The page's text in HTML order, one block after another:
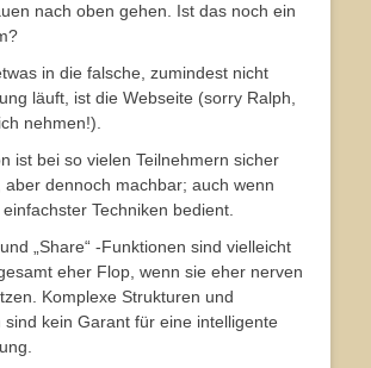
nach oben gehen. Ist das noch ein
in die falsche, zumindest nicht
läuft, ist die Webseite (sorry Ralph,
nehmen!).
ist bei so vielen Teilnehmern sicher
aber dennoch machbar; auch wenn
Techniken bedient.
„Share“ -Funktionen sind vielleicht
eher Flop, wenn sie eher nerven
Komplexe Strukturen und
sind kein Garant für eine intelligente